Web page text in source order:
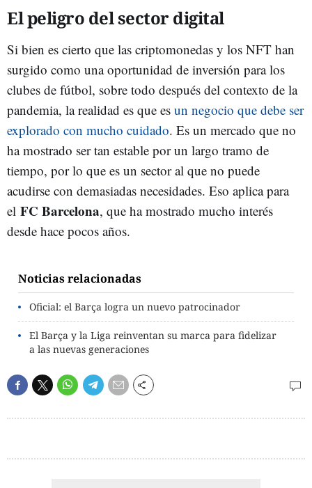
El peligro del sector digital
Si bien es cierto que las criptomonedas y los NFT han
surgido como una oportunidad de inversión para los
clubes de fútbol, sobre todo después del contexto de la
pandemia, la realidad es que es un negocio que debe ser
explorado con mucho cuidado. Es un mercado que no
ha mostrado ser tan estable por un largo tramo de
tiempo, por lo que es un sector al que no puede
acudirse con demasiadas necesidades. Eso aplica para
el FC Barcelona, que ha mostrado mucho interés
desde hace pocos años.
Noticias relacionadas
Oficial: el Barça logra un nuevo patrocinador
El Barça y la Liga reinventan su marca para fidelizar
a las nuevas generaciones